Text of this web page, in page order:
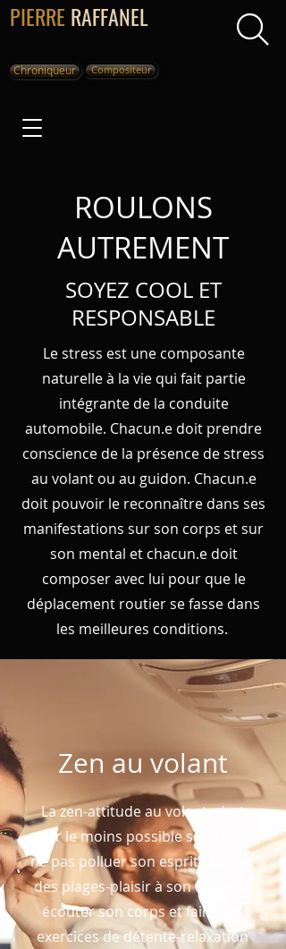
PIERRE RAFFANEL
Chroniqueur Compositeur
ROULONS
AUTREMENT
SOYEZ COOL ET
RESPONSABLE
Le stress est une composante
naturelle à la vie qui fait partie
intégrante de la conduite
automobile. Chacun.e doit prendre
conscience de la présence de stress
au volant ou au guidon. Chacun.e
doit pouvoir le reconnaître dans ses
manifestations sur son corps et sur
son mental et chacun.e doit
composer avec lui pour que le
déplacement routier se fasse dans
les meilleures conditions.
Zen au volant
La zen-attitude au volant, c'est
user le moins possible son cœur,
ne pas polluer son esprit, donner
des plages-plaisir à son cerveau,
écouter son corps et faire des
exercices de détente-relaxation